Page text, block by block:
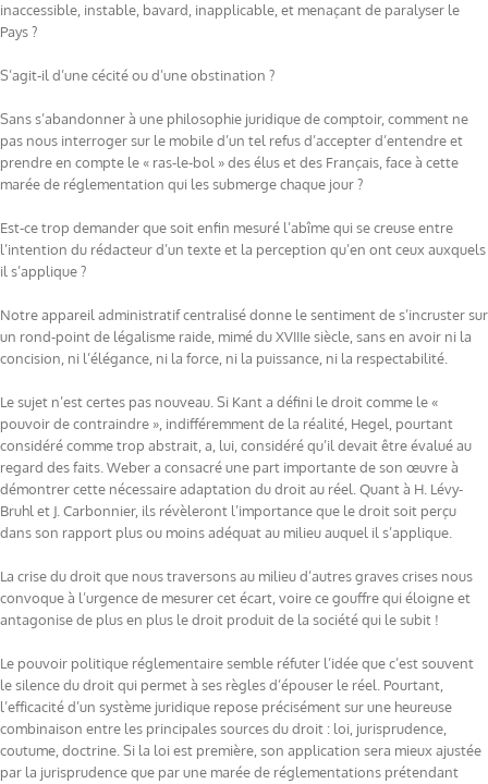
inaccessible, instable, bavard, inapplicable, et menaçant de paralyser le
Pays ?
S’agit-il d’une cécité ou d’une obstination ?
Sans s’abandonner à une philosophie juridique de comptoir, comment ne
pas nous interroger sur le mobile d’un tel refus d’accepter d’entendre et
prendre en compte le « ras-le-bol » des élus et des Français, face à cette
marée de réglementation qui les submerge chaque jour ?
Est-ce trop demander que soit enfin mesuré l’abîme qui se creuse entre
l’intention du rédacteur d’un texte et la perception qu’en ont ceux auxquels
il s’applique ?
Notre appareil administratif centralisé donne le sentiment de s’incruster sur
un rond-point de légalisme raide, mimé du XVIIIe siècle, sans en avoir ni la
concision, ni l’élégance, ni la force, ni la puissance, ni la respectabilité.
Le sujet n’est certes pas nouveau. Si Kant a défini le droit comme le «
pouvoir de contraindre », indifféremment de la réalité, Hegel, pourtant
considéré comme trop abstrait, a, lui, considéré qu’il devait être évalué au
regard des faits. Weber a consacré une part importante de son œuvre à
démontrer cette nécessaire adaptation du droit au réel. Quant à H. Lévy-
Bruhl et J. Carbonnier, ils révèleront l’importance que le droit soit perçu
dans son rapport plus ou moins adéquat au milieu auquel il s’applique.
La crise du droit que nous traversons au milieu d’autres graves crises nous
convoque à l’urgence de mesurer cet écart, voire ce gouffre qui éloigne et
antagonise de plus en plus le droit produit de la société qui le subit !
Le pouvoir politique réglementaire semble réfuter l’idée que c’est souvent
le silence du droit qui permet à ses règles d’épouser le réel. Pourtant,
l’efficacité d’un système juridique repose précisément sur une heureuse
combinaison entre les principales sources du droit : loi, jurisprudence,
coutume, doctrine. Si la loi est première, son application sera mieux ajustée
par la jurisprudence que par une marée de réglementations prétendant